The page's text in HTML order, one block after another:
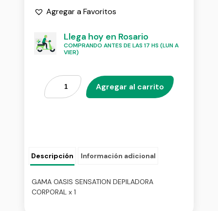
Agregar a Favoritos
Llega hoy en Rosario
COMPRANDO ANTES DE LAS 17 HS (LUN A
VIER)
Agregar al carrito
Descripción Información adicional
GAMA OASIS SENSATION DEPILADORA
CORPORAL x 1